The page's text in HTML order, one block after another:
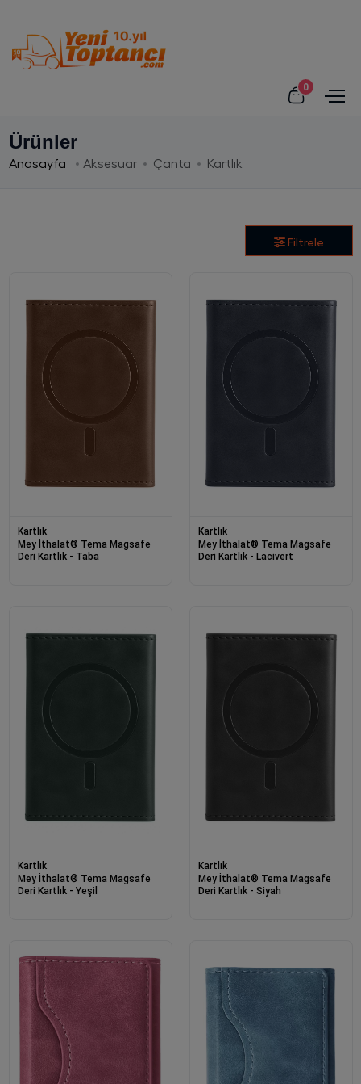
0
Ürünler
Anasayfa Aksesuar Çanta Kartlık
Filtrele
Kartlık
Mey İthalat® Tema Magsafe
Deri Kartlık - Taba
Kartlık
Mey İthalat® Tema Magsafe
Deri Kartlık - Lacivert
Kartlık
Mey İthalat® Tema Magsafe
Deri Kartlık - Yeşil
Kartlık
Mey İthalat® Tema Magsafe
Deri Kartlık - Siyah